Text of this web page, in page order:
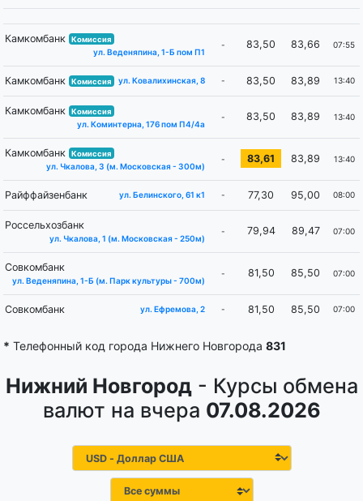
Камкомбанк Комиссия
ул. Веденяпина, 1-Б пом П1
- 83,50 83,66 07:55
Камкомбанк Комиссия ул. Ковалихинская, 8 - 83,50 83,89 13:40
Камкомбанк Комиссия
ул. Коминтерна, 176 пом П4/4а
- 83,50 83,89 13:40
Камкомбанк Комиссия
ул. Чкалова, 3 (м. Московская - 300м)
- 83,61 83,89 13:40
Райффайзенбанк ул. Белинского, 61 к1 - 77,30 95,00 08:00
Россельхозбанк
ул. Чкалова, 1 (м. ​Московская - ​250м)
- 79,94 89,47 07:00
Совкомбанк
ул. Веденяпина, 1-Б (м. Парк культуры - 700м)
- 81,50 85,50 07:00
Совкомбанк ул. Ефремова, 2 - 81,50 85,50 07:00
* Телефонный код города Нижнего Новгорода 831
Нижний Новгород- Курсы обмена
валют на вчера 07.08.2026